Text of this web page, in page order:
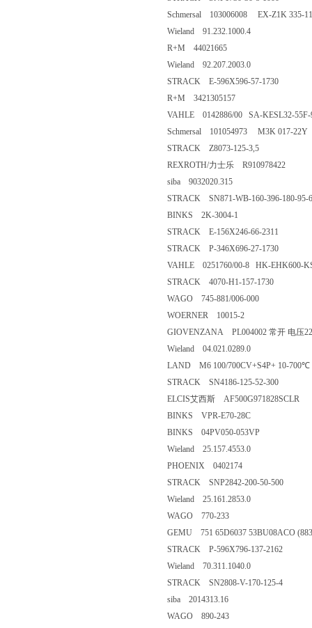
Schmersal 103006008 EX-Z1K 335-
Wieland 91.232.1000.4
R+M 44021665
Wieland 92.207.2003.0
STRACK E-596X596-57-1730
R+M 3421305157
VAHLE 0142886/00 SA-KESL32-55F-
Schmersal 101054973 M3K 017-22Y
STRACK Z8073-125-3,5
REXROTH/力士乐 R910978422
siba 9032020.315
STRACK SN871-WB-160-396-180-95-
BINKS 2K-3004-1
STRACK E-156X246-66-2311
STRACK P-346X696-27-1730
VAHLE 0251760/00-8 HK-EHK600-
STRACK 4070-H1-157-1730
WAGO 745-881/006-000
WOERNER 10015-2
GIOVENZANA PL004002 常开 电压
Wieland 04.021.0289.0
LAND M6 100/700CV+S4P+ 10-700℃
STRACK SN4186-125-52-300
ELCIS艾西斯 AF500G971828SCLR
BINKS VPR-E70-28C
BINKS 04PV050-053VP
Wieland 25.157.4553.0
PHOENIX 0402174
STRACK SNP2842-200-50-500
Wieland 25.161.2853.0
WAGO 770-233
GEMU 751 65D6037 53BU08ACO
STRACK P-596X796-137-2162
Wieland 70.311.1040.0
STRACK SN2808-V-170-125-4
siba 2014313.16
WAGO 890-243